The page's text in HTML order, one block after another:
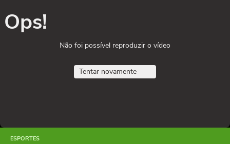
Ops!
Não foi possível reproduzir o vídeo
Tentar novamente
ESPORTES